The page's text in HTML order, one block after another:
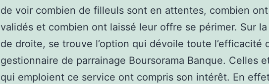
de voir combien de filleuls sont en attentes, combien
validés et combien ont laissé leur offre se périmer. Sur
de droite, se trouve l’option qui dévoile toute l’efficacité
gestionnaire de parrainage Boursorama Banque. Celles
qui emploient ce service ont compris son intérêt. En